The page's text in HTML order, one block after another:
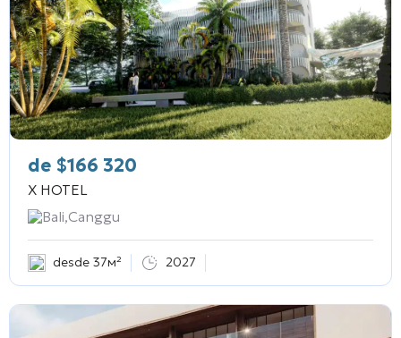
de $166 320
X HOTEL
Bali,Canggu
desde 37м² 2027